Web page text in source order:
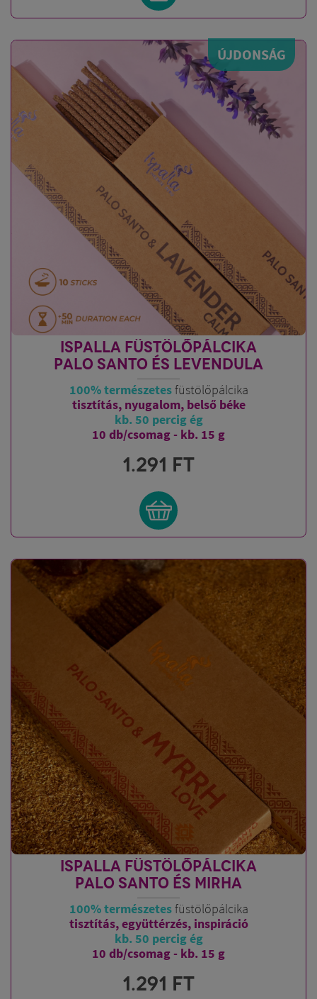
ÚJDONSÁG
ISPALLA FÜSTÖLŐPÁLCIKA
PALO SANTO ÉS LEVENDULA
100% természetesfüstölőpálcika
tisztítás, nyugalom, belső béke
kb. 50 percig ég
10 db/csomag - kb. 15 g
1.291 FT
ISPALLA FÜSTÖLŐPÁLCIKA
PALO SANTO ÉS MIRHA
100% természetesfüstölőpálcika
tisztítás, együttérzés, inspiráció
kb. 50 percig ég
10 db/csomag - kb. 15 g
1.291 FT